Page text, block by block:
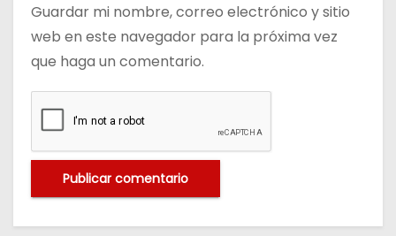
Guardar mi nombre, correo electrónico y sitio
web en este navegador para la próxima vez
que haga un comentario.